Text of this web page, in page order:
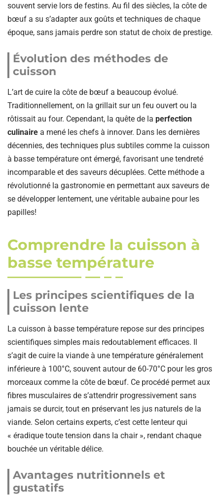
souvent servie lors de festins. Au fil des siècles, la côte de
bœuf a su s’adapter aux goûts et techniques de chaque
époque, sans jamais perdre son statut de choix de prestige.
Évolution des méthodes de
cuisson
L’art de cuire la côte de bœuf a beaucoup évolué.
Traditionnellement, on la grillait sur un feu ouvert ou la
rôtissait au four. Cependant, la quête de la perfection
culinaire a mené les chefs à innover. Dans les dernières
décennies, des techniques plus subtiles comme la cuisson
à basse température ont émergé, favorisant une tendreté
incomparable et des saveurs décuplées. Cette méthode a
révolutionné la gastronomie en permettant aux saveurs de
se développer lentement, une véritable aubaine pour les
papilles!
Comprendre la cuisson à
basse température
Les principes scientifiques de la
cuisson lente
La cuisson à basse température repose sur des principes
scientifiques simples mais redoutablement efficaces. Il
s’agit de cuire la viande à une température généralement
inférieure à 100°C, souvent autour de 60-70°C pour les gros
morceaux comme la côte de bœuf. Ce procédé permet aux
fibres musculaires de s’attendrir progressivement sans
jamais se durcir, tout en préservant les jus naturels de la
viande. Selon certains experts, c’est cette lenteur qui
« éradique toute tension dans la chair », rendant chaque
bouchée un véritable délice.
Avantages nutritionnels et
gustatifs